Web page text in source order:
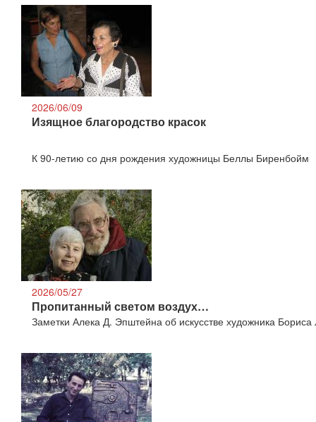
2026/06/09
Изящное благородство красок
К 90-летию со дня рождения художницы Беллы Биренбойм
2026/05/27
Пропитанный светом воздух…
Заметки Алека Д. Эпштейна об искусстве художника Бориса